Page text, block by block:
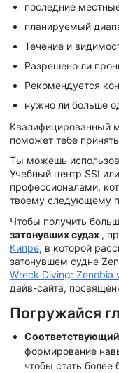
последние
планируемый
Течение и
Разрешено ли
Рекомендуется
нужно ли больше
Квалифицированный
поможет тебе
Ты можешь
Учебный центр SSI
профессионалами,
твоему следующему
Чтобы получить
затонувших судах ,
Кипре, в которой
затонувшем судне
Wreck Diving: Zenobia
дайв-сайта,
Погружайся
Соответствующий
формирование
чтобы стать